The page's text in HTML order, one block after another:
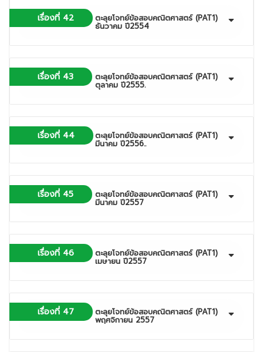
เรื่องที่ 42 ตะลุยโจทย์ข้อสอบคณิตศาสตร์ (PAT1)
ธันวาคม ปี2554
เรื่องที่ 43 ตะลุยโจทย์ข้อสอบคณิตศาสตร์ (PAT1)
ตุลาคม ปี2555.
เรื่องที่ 44 ตะลุยโจทย์ข้อสอบคณิตศาสตร์ (PAT1)
มีนาคม ปี2556..
เรื่องที่ 45 ตะลุยโจทย์ข้อสอบคณิตศาสตร์ (PAT1)
มีนาคม ปี2557
เรื่องที่ 46 ตะลุยโจทย์ข้อสอบคณิตศาสตร์ (PAT1)
เมษายน ปี2557
เรื่องที่ 47 ตะลุยโจทย์ข้อสอบคณิตศาสตร์ (PAT1)
พฤศจิกายน 2557